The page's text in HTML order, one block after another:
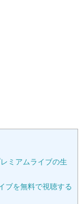
ミアムライブの生
ブを無料で視聴する